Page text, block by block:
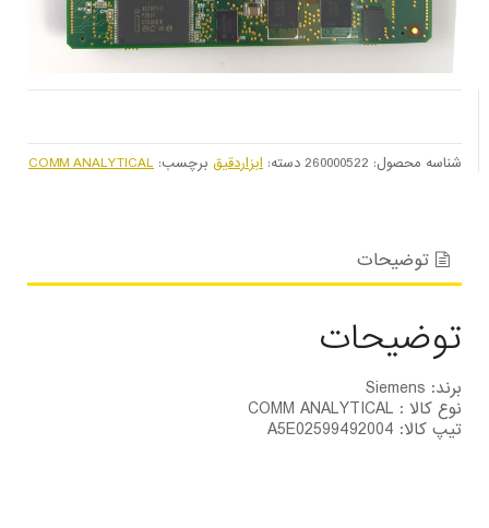
شناسه محصول: 260000522 دسته: ابزاردقیق برچسب: COMM ANALYTICAL
توضیحات
توضیحات
برند: Siemens
نوع کالا : COMM ANALYTICAL
تیپ کالا: A5E02599492004